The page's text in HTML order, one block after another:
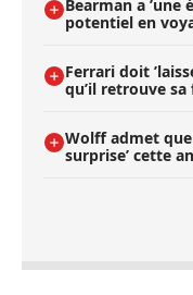
Bearman a ’une
potentiel en
Ferrari doit
qu’il retrouve
Wolff admet
surprise’ cette